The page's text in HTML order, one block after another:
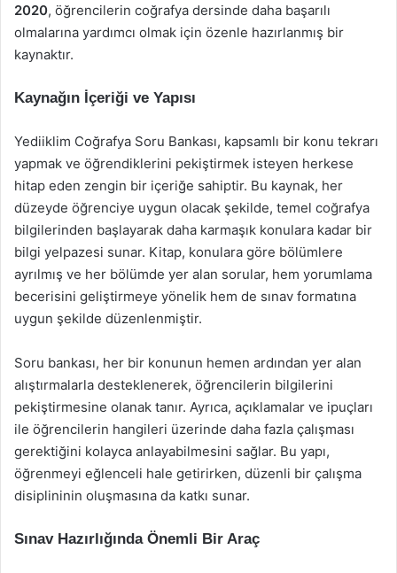
2020, öğrencilerin coğrafya dersinde daha başarılı
olmalarına yardımcı olmak için özenle hazırlanmış bir
kaynaktır.
Kaynağın İçeriği ve Yapısı
Yediiklim Coğrafya Soru Bankası, kapsamlı bir konu tekrarı
yapmak ve öğrendiklerini pekiştirmek isteyen herkese
hitap eden zengin bir içeriğe sahiptir. Bu kaynak, her
düzeyde öğrenciye uygun olacak şekilde, temel coğrafya
bilgilerinden başlayarak daha karmaşık konulara kadar bir
bilgi yelpazesi sunar. Kitap, konulara göre bölümlere
ayrılmış ve her bölümde yer alan sorular, hem yorumlama
becerisini geliştirmeye yönelik hem de sınav formatına
uygun şekilde düzenlenmiştir.
Soru bankası, her bir konunun hemen ardından yer alan
alıştırmalarla desteklenerek, öğrencilerin bilgilerini
pekiştirmesine olanak tanır. Ayrıca, açıklamalar ve ipuçları
ile öğrencilerin hangileri üzerinde daha fazla çalışması
gerektiğini kolayca anlayabilmesini sağlar. Bu yapı,
öğrenmeyi eğlenceli hale getirirken, düzenli bir çalışma
disiplininin oluşmasına da katkı sunar.
Sınav Hazırlığında Önemli Bir Araç